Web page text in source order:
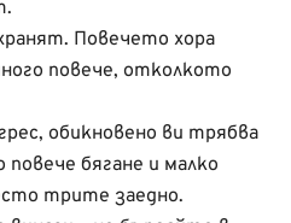
Повечето хора
повече, отколкото
обикновено ви трябва
повече бягане и малко
трите заедно.